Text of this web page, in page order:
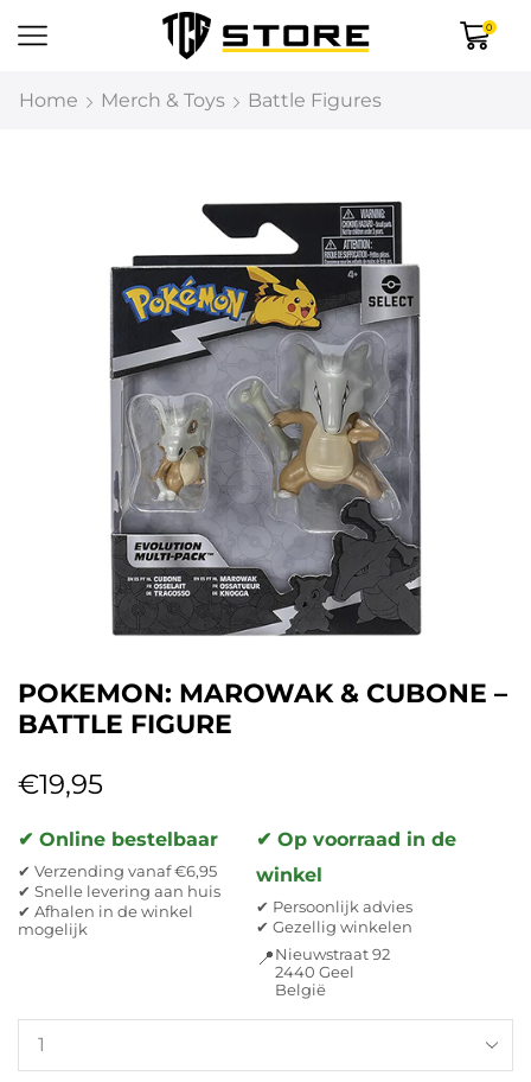
0
Home Merch & Toys Battle Figures
POKEMON: MAROWAK & CUBONE –
BATTLE FIGURE
€19,95
✔ Online bestelbaar
✔ Verzending vanaf €6,95
✔ Snelle levering aan huis
✔ Afhalen in de winkel
mogelijk
✔ Op voorraad in de
winkel
✔ Persoonlijk advies
✔ Gezellig winkelen
📍Nieuwstraat 92
2440 Geel
België